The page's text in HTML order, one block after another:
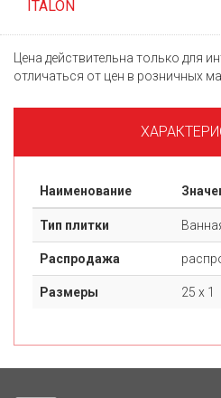
ITALON
Цена действительна только для
отличаться от цен в розничных
Наименование
Тип плитки
Распродажа
Размеры 25 х 1